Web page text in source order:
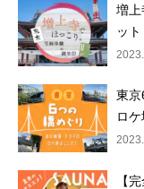
増上
ッ
東
ロ
【